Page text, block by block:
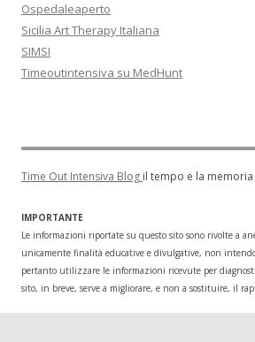
Ospedaleaperto
Sicilia Art Therapy Italiana
SIMSI
Timeoutintensiva su MedHunt
Time Out Intensiva Blog il tempo e la
IMPORTANTE
Le informazioni riportate su questo sito sono rivolte a
unicamente finalità educative e divulgative, non
pertanto utilizzare le informazioni ricevute per
sito, in breve, serve a migliorare, e non a sostituire, il